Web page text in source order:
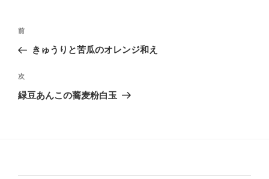
投
ナ
ビ
ゲ
前
の
稿
前
きゅうりと苦瓜のオレンジ和え
次
の
次
緑豆あんこの蕎麦粉白玉